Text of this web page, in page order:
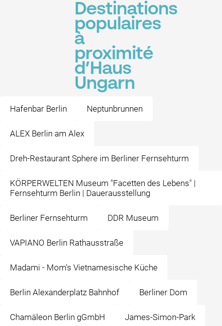
Destinations
populaires
à
proximité
d’Haus
Ungarn
Hafenbar Berlin Neptunbrunnen
ALEX Berlin am Alex
Dreh-Restaurant Sphere im Berliner Fernsehturm
KÖRPERWELTEN Museum "Facetten des Lebens" |
Fernsehturm Berlin | Dauerausstellung
Berliner Fernsehturm DDR Museum
VAPIANO Berlin Rathausstraße
Madami - Mom's Vietnamesische Küche
Berlin Alexanderplatz Bahnhof Berliner Dom
Chamäleon Berlin gGmbH James-Simon-Park